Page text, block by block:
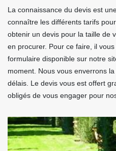
La connaissance du devis est
connaître les différents tarifs
obtenir un devis pour la taille de
en procurer. Pour ce faire, il
formulaire disponible sur notre
moment. Nous vous enverrons
délais. Le devis vous est offert
obligés de vous engager pour